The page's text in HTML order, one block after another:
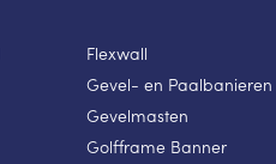
Flexwall
Gevel- en Paalbanieren
Gevelmasten
Golfframe Banner